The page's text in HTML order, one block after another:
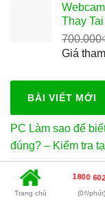
Thay
700.000
Giá
BÀI VIẾT MỚI
PC Làm sao để
đúng? – Kiểm tra
Anh Long it: Dịch
tín
Trang chủ
1800
(0₫/phút)